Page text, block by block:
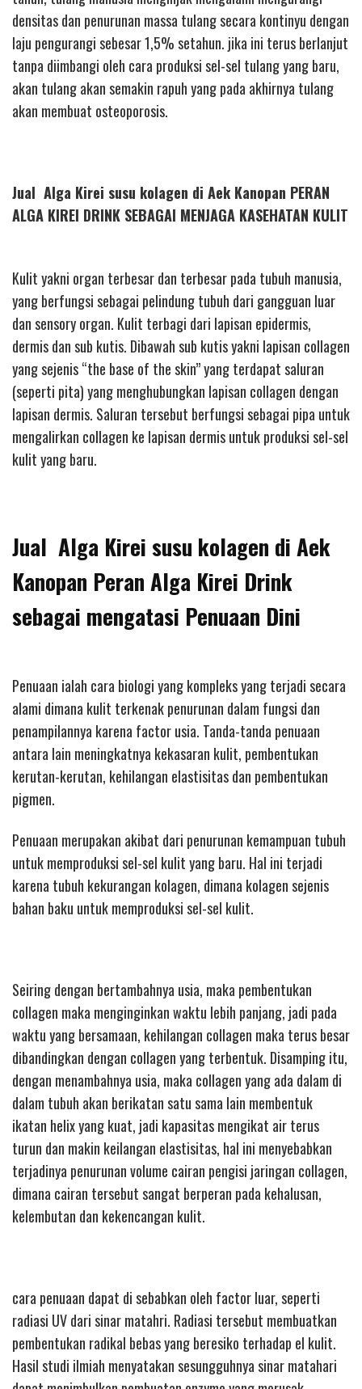
densitas dan penurunan massa tulang secara kontinyu dengan
laju pengurangi sebesar 1,5% setahun. jika ini terus berlanjut
tanpa diimbangi oleh cara produksi sel-sel tulang yang baru,
akan tulang akan semakin rapuh yang pada akhirnya tulang
akan membuat osteoporosis.
Jual Alga Kirei susu kolagen di Aek Kanopan PERAN
ALGA KIREI DRINK SEBAGAI MENJAGA KASEHATAN KULIT
Kulit yakni organ terbesar dan terbesar pada tubuh manusia,
yang berfungsi sebagai pelindung tubuh dari gangguan luar
dan sensory organ. Kulit terbagi dari lapisan epidermis,
dermis dan sub kutis. Dibawah sub kutis yakni lapisan collagen
yang sejenis “the base of the skin” yang terdapat saluran
(seperti pita) yang menghubungkan lapisan collagen dengan
lapisan dermis. Saluran tersebut berfungsi sebagai pipa untuk
mengalirkan collagen ke lapisan dermis untuk produksi sel-sel
kulit yang baru.
Jual Alga Kirei susu kolagen di Aek
Kanopan Peran Alga Kirei Drink
sebagai mengatasi Penuaan Dini
Penuaan ialah cara biologi yang kompleks yang terjadi secara
alami dimana kulit terkenak penurunan dalam fungsi dan
penampilannya karena factor usia. Tanda-tanda penuaan
antara lain meningkatnya kekasaran kulit, pembentukan
kerutan-kerutan, kehilangan elastisitas dan pembentukan
pigmen.
Penuaan merupakan akibat dari penurunan kemampuan tubuh
untuk memproduksi sel-sel kulit yang baru. Hal ini terjadi
karena tubuh kekurangan kolagen, dimana kolagen sejenis
bahan baku untuk memproduksi sel-sel kulit.
Seiring dengan bertambahnya usia, maka pembentukan
collagen maka menginginkan waktu lebih panjang, jadi pada
waktu yang bersamaan, kehilangan collagen maka terus besar
dibandingkan dengan collagen yang terbentuk. Disamping itu,
dengan menambahnya usia, maka collagen yang ada dalam di
dalam tubuh akan berikatan satu sama lain membentuk
ikatan helix yang kuat, jadi kapasitas mengikat air terus
turun dan makin keilangan elastisitas, hal ini menyebabkan
terjadinya penurunan volume cairan pengisi jaringan collagen,
dimana cairan tersebut sangat berperan pada kehalusan,
kelembutan dan kekencangan kulit.
cara penuaan dapat di sebabkan oleh factor luar, seperti
radiasi UV dari sinar matahri. Radiasi tersebut membuatkan
pembentukan radikal bebas yang beresiko terhadap el kulit.
Hasil studi ilmiah menyatakan sesungguhnya sinar matahari